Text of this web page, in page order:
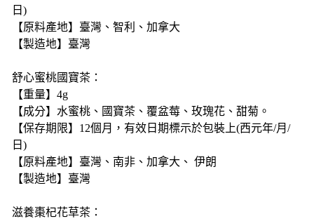
日)
【原料產地】臺灣、智利、加拿大
【製造地】臺灣
舒心蜜桃國寶茶：
【重量】4g
【成分】水蜜桃、國寶茶、覆盆莓、玫瑰花、甜菊。
【保存期限】12個月，有效日期標示於包裝上(西元年/月/
日)
【原料產地】臺灣、南非、加拿大、 伊朗
【製造地】臺灣
滋養棗杞花草茶：